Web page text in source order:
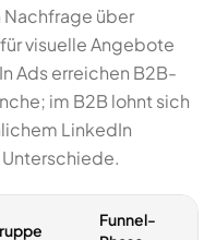
über
visuelle Angebote
Ads erreichen B2B-
im B2B lohnt sich
LinkedIn
Funnel-